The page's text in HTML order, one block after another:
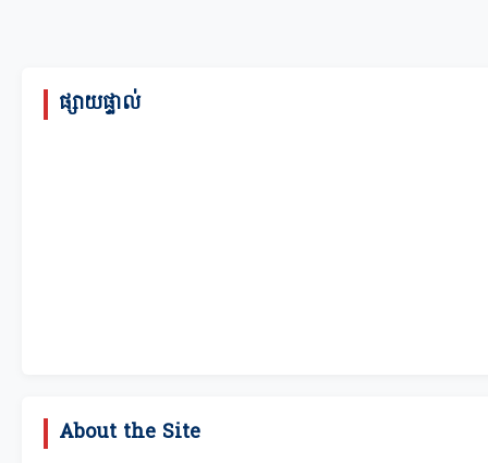
ផ្សាយផ្ទាល់
About the Site